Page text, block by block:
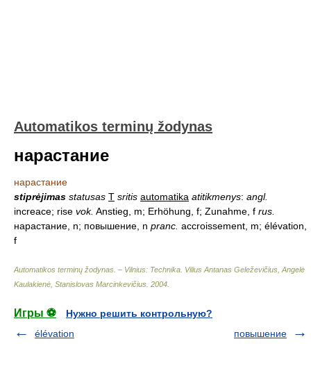
Automatikos terminų žodynas
нарастание
нарастание
stiprėjimas statusas T sritis automatika atitikmenys: angl.
increace; rise vok. Anstieg, m; Erhöhung, f; Zunahme, f rus.
нарастание, n; повышение, n pranc. accroissement, m; élévation,
f
Automatikos terminų žodynas. – Vilnius: Technika Vilius Antanas Geleževičius, Angelė
Kaulakienė, Stanislovas Marcinkevičius 2004
Игры ⚽
Нужно решить контрольную?
élévation
повышение